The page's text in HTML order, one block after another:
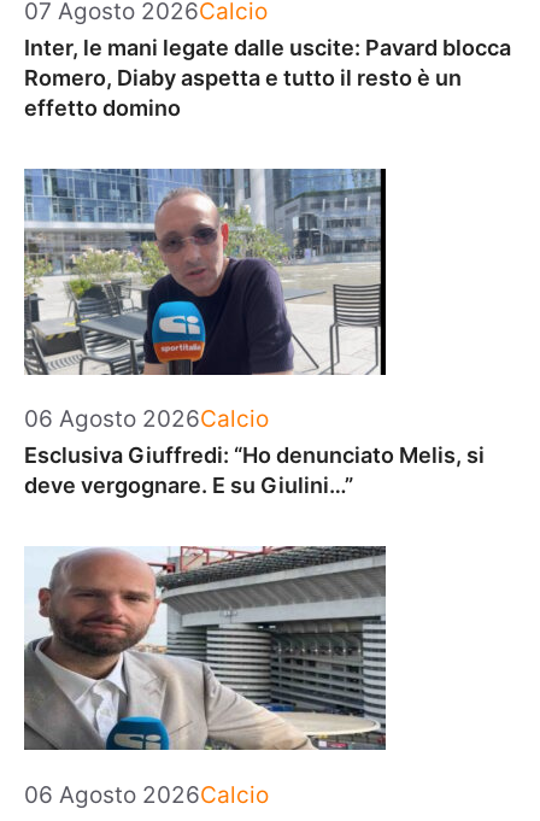
07 Agosto 2026Categorie
Calcio
Inter, le mani legate dalle uscite: Pavard blocca
Romero, Diaby aspetta e tutto il resto è un
effetto domino
06 Agosto 2026Categorie
Calcio
Esclusiva Giuffredi: “Ho denunciato Melis, si
deve vergognare. E su Giulini…”
06 Agosto 2026Categorie
Calcio